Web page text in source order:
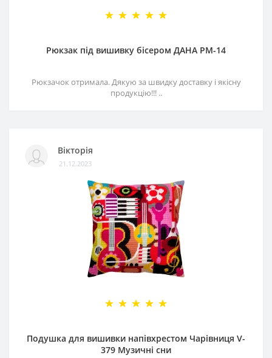
Рюкзак під вишивку бісером ДАНА РМ-14
Рюкзачок отримала. Дякую за швидку доставку і якісну
продукцію!!! ..
Вікторія
21.12.2023
Подушка для вишивки напівхрестом Чарівниця V-
379 Музичні сни